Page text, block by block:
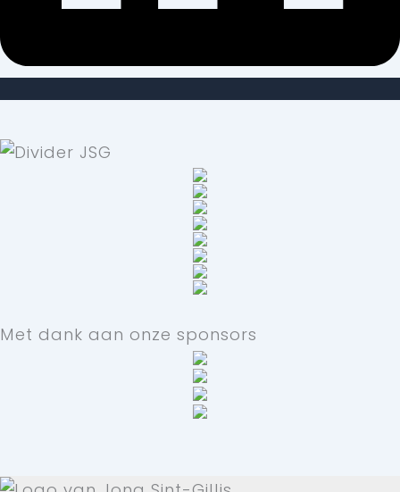
Met dank aan onze sponsors